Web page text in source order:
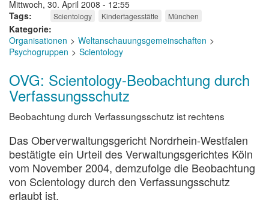
Mittwoch, 30. April 2008 - 12:55
Tags
Scientology Kindertagesstätte München
Kategorie
Organisationen
Weltanschauungsgemeinschaften
Psychogruppen
Scientology
OVG: Scientology-Beobachtung durch
Verfassungsschutz
Beobachtung durch Verfassungsschutz ist rechtens
Das Oberverwaltungsgericht Nordrhein-Westfalen
bestätigte ein Urteil des Verwaltungsgerichtes Köln
vom November 2004, demzufolge die Beobachtung
von Scientology durch den Verfassungsschutz
erlaubt ist.